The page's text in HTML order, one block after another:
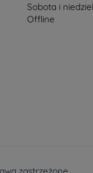
Sobota i
Offline